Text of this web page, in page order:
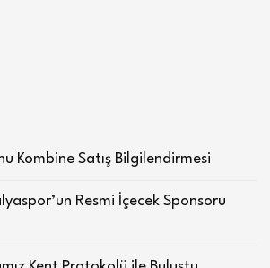
Kombine Satış Bilgilendirmesi
Resmi İçecek Sponsoru